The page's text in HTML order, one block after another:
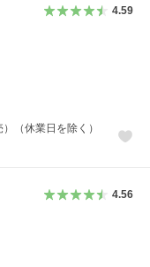
4.59
（休業日を除く）
4.56